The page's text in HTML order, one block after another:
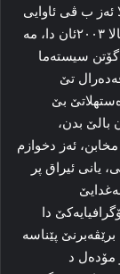
ئه‌ز ب ڤی ئاوایی
ببێژم، به‌ریا کو ئامه‌ریکایی وه‌رن ناڤ ئیراقێ د سالا ۲۰۰۳ئان دا، مه‌
گۆتن سیسته‌ما
تێ
بێ
بالێ بدن،
ئه‌ز دخوازم
یانی ئیراق پر
دا
پێناسه‌
مۆده‌ل د